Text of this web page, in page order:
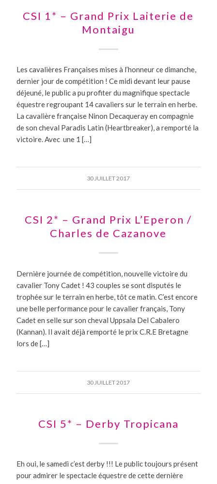
CSI 1* – Grand Prix Laiterie de
Montaigu
Les cavalières Françaises mises à l’honneur ce dimanche,
dernier jour de compétition ! Ce midi devant leur pause
déjeuné, le public a pu profiter du magnifique spectacle
équestre regroupant 14 cavaliers sur le terrain en herbe.
La cavalière française Ninon Decaqueray en compagnie
de son cheval Paradis Latin (Heartbreaker), a remporté la
victoire. Avec une 1 […]
30 JUILLET 2017
CSI 2* – Grand Prix L’Eperon /
Charles de Cazanove
Dernière journée de compétition, nouvelle victoire du
cavalier Tony Cadet ! 43 couples se sont disputés le
trophée sur le terrain en herbe, tôt ce matin. C’est encore
une belle performance pour le cavalier français, Tony
Cadet en selle sur son cheval Uppsala Del Cabalero
(Kannan). Il avait déjà remporté le prix C.R.E Bretagne
lors de […]
30 JUILLET 2017
CSI 5* – Derby Tropicana
Eh oui, le samedi c’est derby !!! Le public toujours présent
pour admirer le spectacle équestre de cette dernière